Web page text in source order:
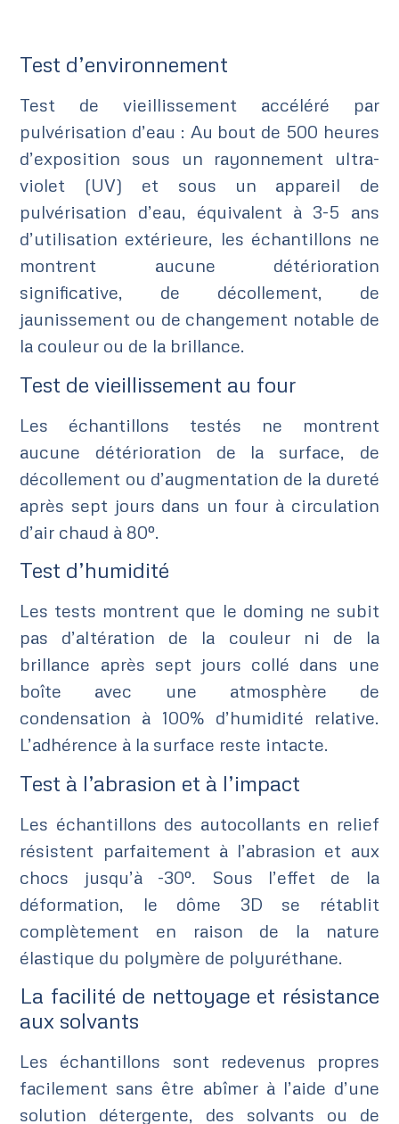
Test d’environnement
Test de vieillissement accéléré par
pulvérisation d’eau : Au bout de 500 heures
d’exposition sous un rayonnement ultra-
violet (UV) et sous un appareil de
pulvérisation d’eau, équivalent à 3-5 ans
d’utilisation extérieure, les échantillons ne
montrent aucune détérioration
significative, de décollement, de
jaunissement ou de changement notable de
la couleur ou de la brillance.
Test de vieillissement au four
Les échantillons testés ne montrent
aucune détérioration de la surface, de
décollement ou d’augmentation de la dureté
après sept jours dans un four à circulation
d’air chaud à 80º.
Test d’humidité
Les tests montrent que le doming ne subit
pas d’altération de la couleur ni de la
brillance après sept jours collé dans une
boîte avec une atmosphère de
condensation à 100% d’humidité relative.
L’adhérence à la surface reste intacte.
Test à l’abrasion et à l’impact
Les échantillons des autocollants en relief
résistent parfaitement à l’abrasion et aux
chocs jusqu’à -30º. Sous l’effet de la
déformation, le dôme 3D se rétablit
complètement en raison de la nature
élastique du polymère de polyuréthane.
La facilité de nettoyage et résistance
aux solvants
Les échantillons sont redevenus propres
facilement sans être abîmer à l’aide d’une
solution détergente, des solvants ou de